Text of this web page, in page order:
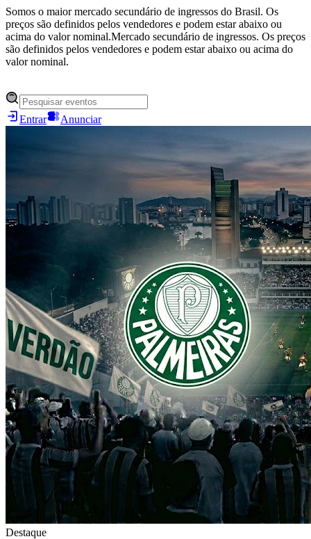
Somos o maior mercado secundário de ingressos do Brasil. Os
preços são definidos pelos vendedores e podem estar abaixo ou
acima do valor nominal.Mercado secundário de ingressos. Os preços
são definidos pelos vendedores e podem estar abaixo ou acima do
valor nominal.
Entrar Anunciar
Destaque